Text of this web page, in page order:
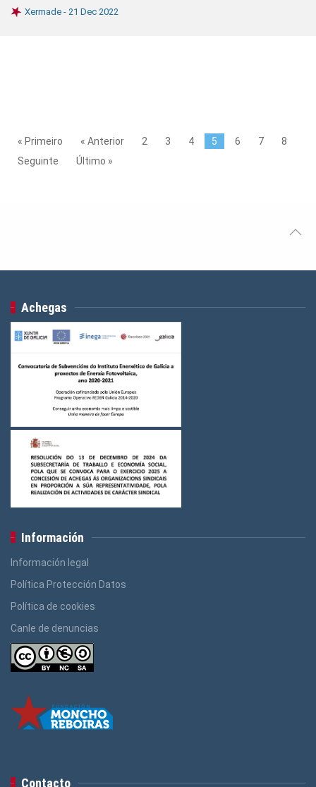
Xermade - 21 Dec 2022
« Primeiro « Anterior 2 3 4 5 6 7
8
Seguinte
Último »
Achegas
Información
Información legal
Política Protección Datos
Política de cookies
Canle de denuncias
Contacto